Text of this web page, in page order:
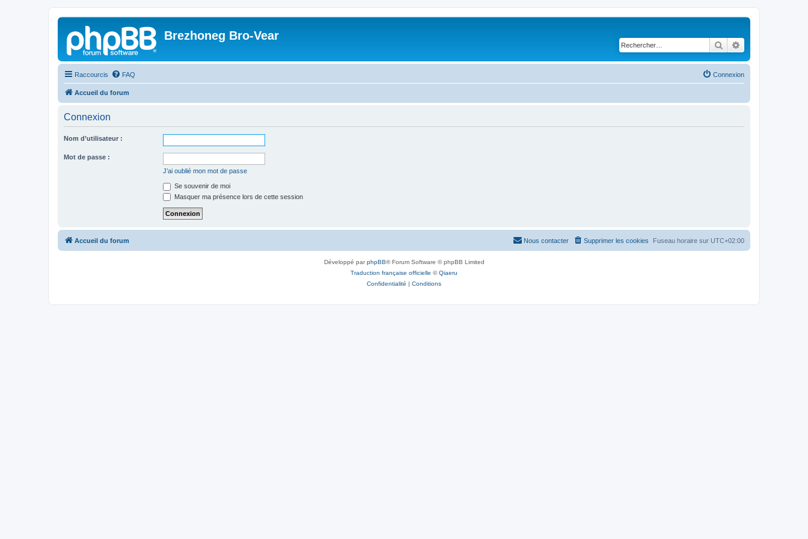
Brezhoneg Bro-Vear
Rechercher
Raccourcis FAQ Connexion
Accueil du forum
Connexion
Nom d’utilisateur :
Mot de passe :
J’ai oublié mon mot de passe
Se souvenir de moi
Masquer ma présence lors de cette session
Accueil du forum Fuseau horaire sur UTC+02:00
Supprimer les cookies
Nous contacter
Développé parphpBB® Forum Software © phpBB Limited
Traduction française officielle ©Qiaeru
Confidentialité | Conditions